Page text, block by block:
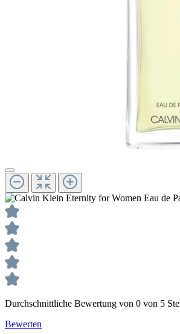
Durchschnittliche Bewertung von 0 von 5
Bewerten